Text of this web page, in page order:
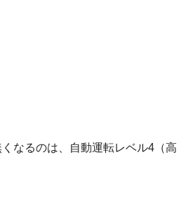
なるのは、自動運転レベル4（高